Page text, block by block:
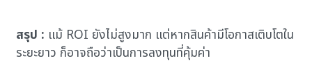
สรุป : แม้ ROI ยังไม่สูงมาก แต่หากสินค้ามีโอกาสเติบโตใน
ระยะยาว ก็อาจถือว่าเป็นการลงทุนที่คุ้มค่า